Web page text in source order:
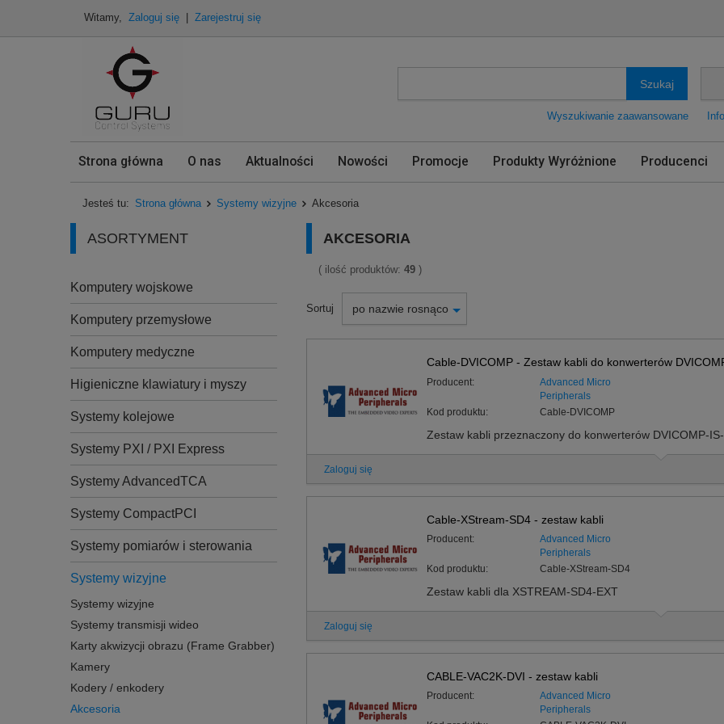
Witamy, Zaloguj się Zarejestruj się
Szukaj
Wyszukiwanie zaawansowane
Strona główna O nas Aktualności Nowości Promocje Produkty Wyróżnione Producenci
Jesteś tu: Strona główna Systemy wizyjne Akcesoria
ASORTYMENT
Komputery wojskowe
Komputery przemysłowe
Komputery medyczne
Higieniczne klawiatury i myszy
Systemy kolejowe
Systemy PXI / PXI Express
Systemy AdvancedTCA
Systemy CompactPCI
Systemy pomiarów i sterowania
Systemy wizyjne
Systemy wizyjne
Systemy transmisji wideo
Karty akwizycji obrazu (Frame Grabber)
Kamery
Kodery / enkodery
Akcesoria
AKCESORIA
( ilość produktów: 49 )
Sortuj po nazwie rosnąco
Cable-DVICOMP - Zestaw kabli do konwerterów
Producent:
Advanced Micro
Peripherals
Kod produktu:
Cable-DVICOMP
Zestaw kabli przeznaczony do konwerterów DVICOMP-
Zaloguj się
Cable-XStream-SD4 - zestaw kabli
Producent:
Advanced Micro
Peripherals
Kod produktu:
Cable-XStream-SD4
Zestaw kabli dla XSTREAM-SD4-EXT
Zaloguj się
CABLE-VAC2K-DVI - zestaw kabli
Producent:
Advanced Micro
Peripherals